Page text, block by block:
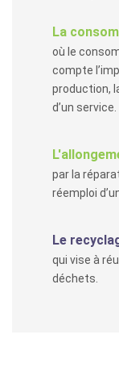
La
où le
compte
production,
d’un service.
par la
réemploi
Le
qui vise à
déchets.